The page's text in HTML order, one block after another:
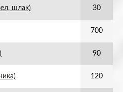
шлак) 30
700
90
120